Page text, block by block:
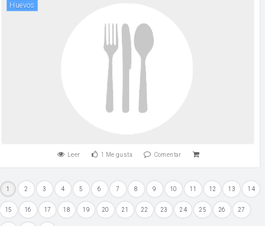
huevos
Leer 1 Me gusta Comentar
1 2 3 4 5 6 7 8 9 10 11 12 13 14
15 16 17 18 19 20 21 22 23 24 25 26 27